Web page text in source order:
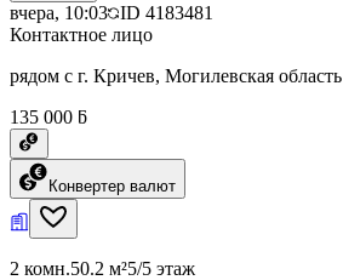
вчера, 10:03 ID 4183481
Контактное лицо
рядом с г. Кричев, Могилевская область
135 000 ƃ
Конвертер валют
2 комн.50.2 м²5/5 этаж